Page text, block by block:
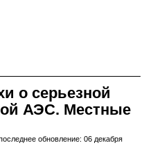
о серьезной
АЭС. Местные
обновление: 06 декабря